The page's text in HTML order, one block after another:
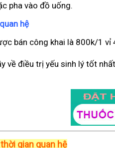
pha vào đồ uống.
hệ
bán công khai là 800k/1 vỉ
về điều trị yếu sinh lý tốt
gian quan hệ